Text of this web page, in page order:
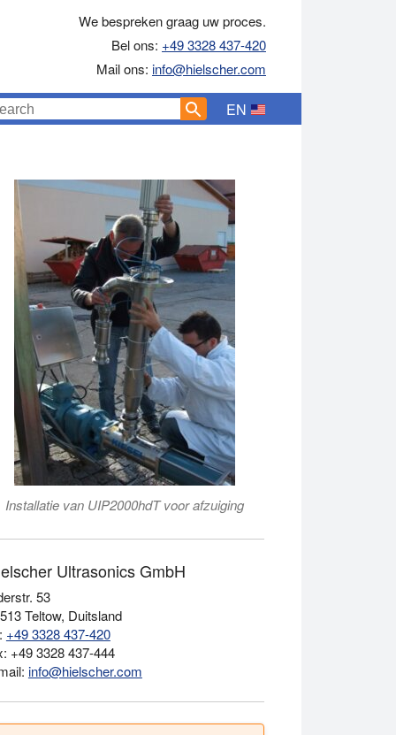
We bespreken graag uw proces.
Bel ons: +49 3328 437-420
Mail ons: info@hielscher.com
EN
Installatie van UIP2000hdT voor afzuiging
Ultrasonics GmbH
53
Teltow, Duitsland
+49 3328 437-420
+49 3328 437-444
info@hielscher.com